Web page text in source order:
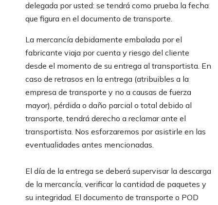
delegada por usted: se tendrá como prueba la fecha
que figura en el documento de transporte.
La mercancía debidamente embalada por el
fabricante viaja por cuenta y riesgo del cliente
desde el momento de su entrega al transportista. En
caso de retrasos en la entrega (atribuibles a la
empresa de transporte y no a causas de fuerza
mayor), pérdida o daño parcial o total debido al
transporte, tendrá derecho a reclamar ante el
transportista. Nos esforzaremos por asistirle en las
eventualidades antes mencionadas.
El día de la entrega se deberá supervisar la descarga
de la mercancía, verificar la cantidad de paquetes y
su integridad. El documento de transporte o POD